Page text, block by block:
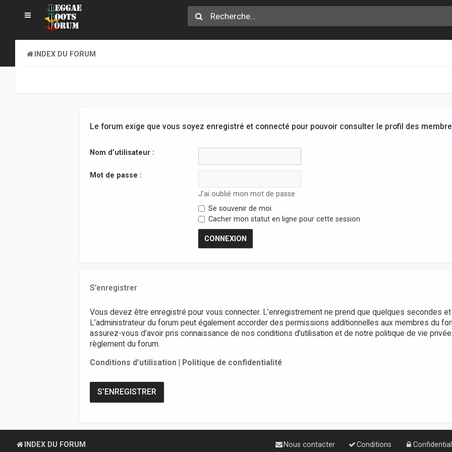
INDEX DU FORUM
Le forum exige que vous soyez enregistré et connecté pour pouvoir consulter le profil des
Nom d’utilisateur :
Mot de passe :
J’ai oublié mon mot de passe
Se souvenir de moi
Cacher mon statut en ligne pour cette session
S’enregistrer
Vous devez être enregistré pour vous connecter. L’enregistrement ne prend que quelques secondes
L’administrateur du forum peut également accorder des permissions additionnelles aux membres du
assurez-vous d’avoir pris connaissance de nos conditions d’utilisation et de notre politique de vie
règlement du forum.
Conditions d’utilisation Politique de confidentialité
S’ENREGISTRER
INDEX DU FORUM Conditions
Nous contacter